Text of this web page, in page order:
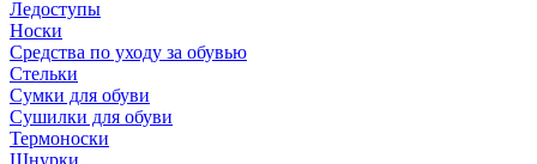
Ледоступы
Носки
Средства по уходу за обувью
Стельки
Сумки для обуви
Сушилки для обуви
Термоноски
Шнурки